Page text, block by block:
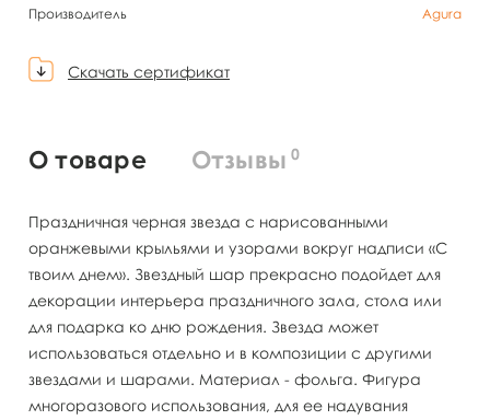
Производитель
Agura
Скачать сертификат
О товаре Отзывы 0
Праздничная черная звезда с нарисованными
оранжевыми крыльями и узорами вокруг надписи «С
твоим днем». Звездный шар прекрасно подойдет для
декорации интерьера праздничного зала, стола или
для подарка ко дню рождения. Звезда может
использоваться отдельно и в композиции с другими
звездами и шарами. Материал - фольга. Фигура
многоразового использования, для ее надувания